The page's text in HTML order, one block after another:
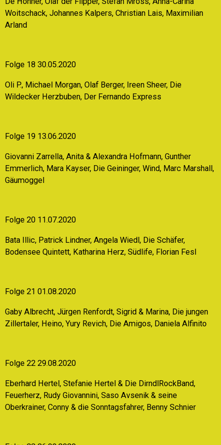
Woitschack, Johannes Kalpers, Christian Lais, Maximilian
Arland
Folge 18 30.05.2020
Oli P., Michael Morgan, Olaf Berger, Ireen Sheer, Die
Wildecker Herzbuben, Der Fernando Express
Folge 19 13.06.2020
Giovanni Zarrella, Anita & Alexandra Hofmann, Gunther
Emmerlich, Mara Kayser, Die Geininger, Wind, Marc Marshall,
Gäumoggel
Folge 20 11.07.2020
Bata Illic, Patrick Lindner, Angela Wiedl, Die Schäfer,
Bodensee Quintett, Katharina Herz, Südlife, Florian Fesl
Folge 21 01.08.2020
Gaby Albrecht, Jürgen Renfordt, Sigrid & Marina, Die jungen
Zillertaler, Heino, Yury Revich, Die Amigos, Daniela Alfinito
Folge 22 29.08.2020
Eberhard Hertel, Stefanie Hertel & Die DirndlRockBand,
Feuerherz, Rudy Giovannini, Saso Avsenik & seine
Oberkrainer, Conny & die Sonntagsfahrer, Benny Schnier